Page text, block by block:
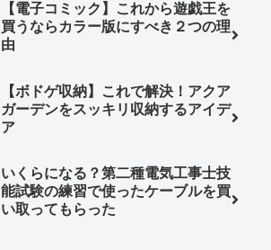
【電子コミック】これから遊戯王を
買うならカラー版にすべき２つの理
由
【ボドゲ収納】これで解決！アクア
ガーデンをスッキリ収納するアイデ
ア
いくらになる？第二種電気工事士技
能試験の練習で使ったケーブルを買
い取ってもらった